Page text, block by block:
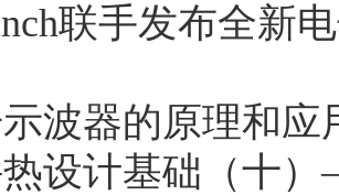
联手发布全新
波器的原理和应
设计基础（十